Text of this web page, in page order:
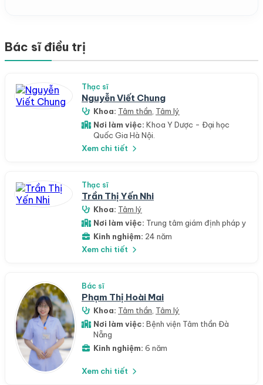
Bác sĩ điều trị
Thạc sĩ
Nguyễn Viết Chung
Khoa: Tâm thần Tâm lý
Nơi làm việc: Khoa Y Dược - Đại học
Quốc Gia Hà Nội.
Xem chi tiết
Thạc sĩ
Trần Thị Yến Nhi
Khoa: Tâm lý
Nơi làm việc: Trung tâm giám định pháp y
Kinh nghiệm: 24 năm
Xem chi tiết
Bác sĩ
Phạm Thị Hoài Mai
Khoa: Tâm thần Tâm lý
Nơi làm việc: Bệnh viện Tâm thần Đà
Nẵng
Kinh nghiệm: 6 năm
Xem chi tiết